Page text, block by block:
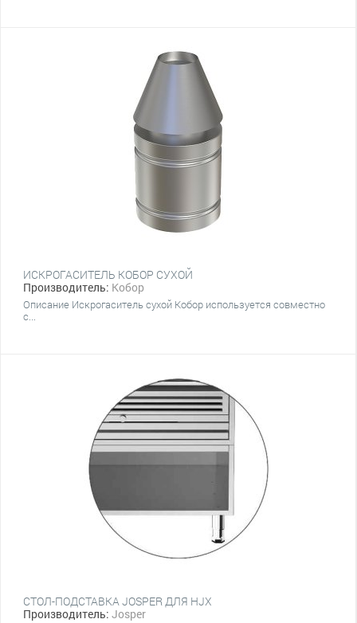
ИСКРОГАСИТЕЛЬ КОБОР СУХОЙ
Производитель: Кобор
Описание Искрогаситель сухой Кобор используется совместно
с...
СТОЛ-ПОДСТАВКА JOSPER ДЛЯ HJX
Производитель: Josper